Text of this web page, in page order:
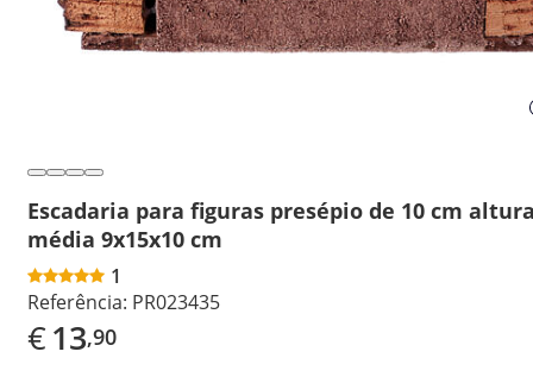
Escadaria para figuras presépio de 10 cm
média 9x15x10 cm
1
Referência: PR023435
€13,90